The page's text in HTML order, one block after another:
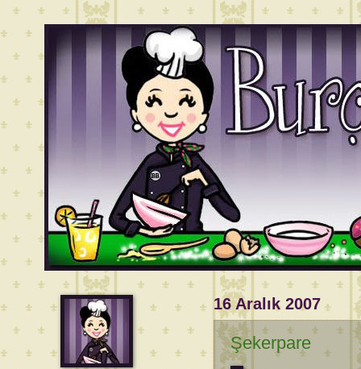
16 Aralık 2007
Şekerpare